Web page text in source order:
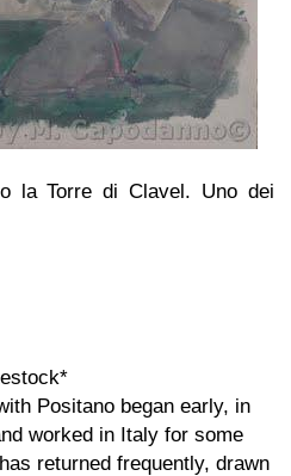
la Torre di Clavel. Uno dei
Positano began early, in
worked in Italy for some
returned frequently, drawn